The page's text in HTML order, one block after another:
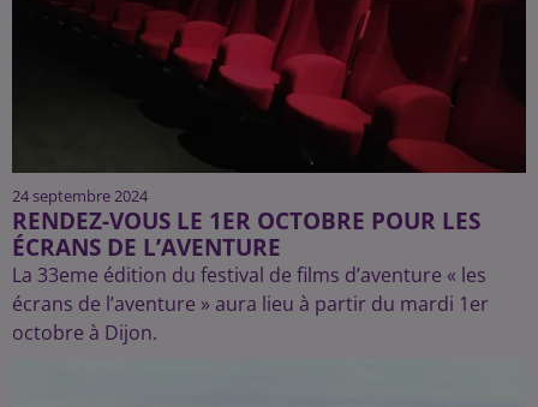
24 septembre 2024
RENDEZ-VOUS LE 1ER OCTOBRE POUR LES
ÉCRANS DE L’AVENTURE
La 33eme édition du festival de films d’aventure « les
écrans de l’aventure » aura lieu à partir du mardi 1er
octobre à Dijon.